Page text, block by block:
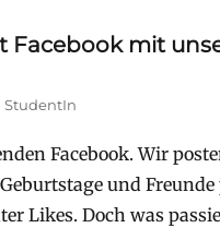
Facebook mit
StudentIn
Facebook. Wir
und
Likes. Doch was